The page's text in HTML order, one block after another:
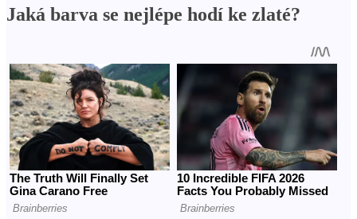
Jaká barva se nejlépe hodí ke zlaté?